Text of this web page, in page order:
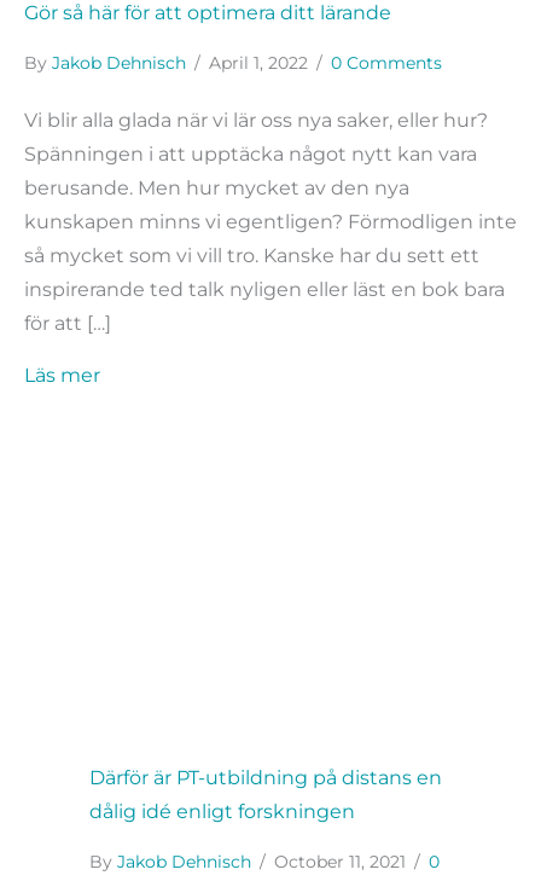
Gör så här för att optimera ditt lärande
By Jakob Dehnisch / April 1, 2022 / 0 Comments
Vi blir alla glada när vi lär oss nya saker, eller hur?
Spänningen i att upptäcka något nytt kan vara
berusande. Men hur mycket av den nya
kunskapen minns vi egentligen? Förmodligen inte
så mycket som vi vill tro. Kanske har du sett ett
inspirerande ted talk nyligen eller läst en bok bara
för att […]
Läs merabout Gör så här för att optimera ditt lärande
Därför är PT-utbildning på distans en
dålig idé enligt forskningen
By Jakob Dehnisch / October 11, 2021 / 0